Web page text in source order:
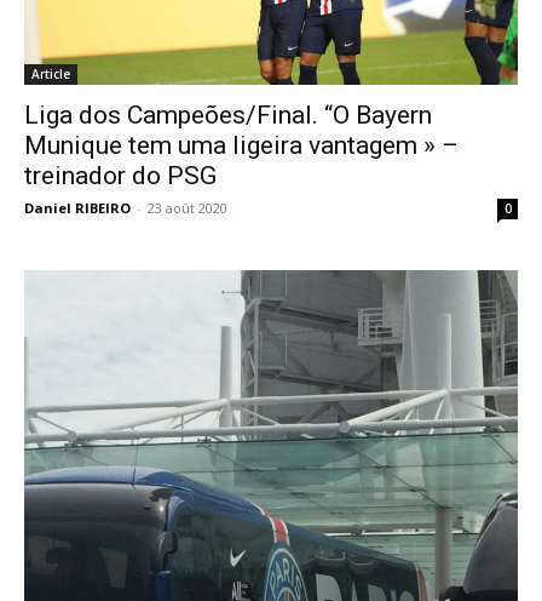
Article
Liga dos Campeões/Final. “O Bayern
Munique tem uma ligeira vantagem » –
treinador do PSG
Daniel RIBEIRO - 23 août 2020 0